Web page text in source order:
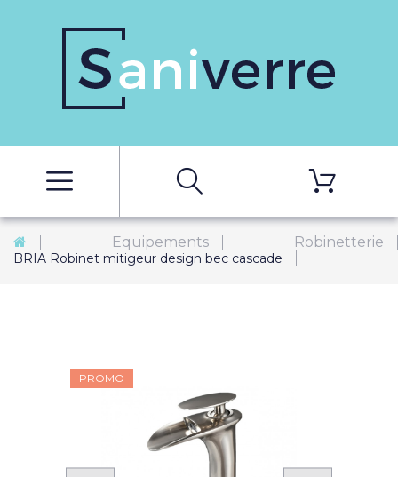
Equipements Robinetterie
BRIA Robinet mitigeur design bec cascade
PROMO